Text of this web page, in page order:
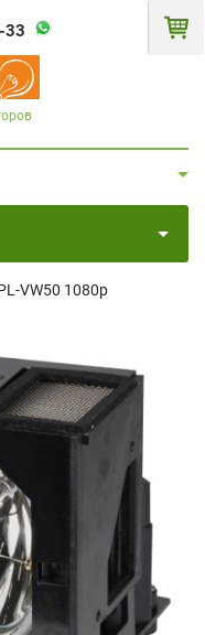
33
VW50 1080p